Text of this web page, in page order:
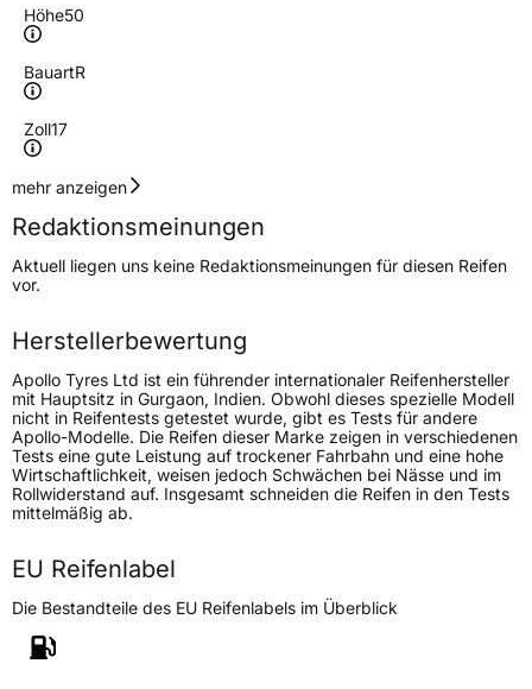
Höhe50
BauartR
Zoll17
Geschwindigkeitsindex
Lastindex 93
Gewicht (in kg)9,308 kg
Generelle Merkmale
FahrzeugtypPKW
VerwendungSommerreifen
ModellnameAspire 4G Plus
Weitere Eigenschaften
Schlauchtyp
mehr anzeigen
Redaktionsmeinungen
Aktuell liegen uns keine Redaktionsmeinungen für diesen Reifen
vor.
Herstellerbewertung
Apollo Tyres Ltd ist ein führender internationaler Reifenhersteller
mit Hauptsitz in Gurgaon, Indien. Obwohl dieses spezielle Modell
nicht in Reifentests getestet wurde, gibt es Tests für andere
Apollo-Modelle. Die Reifen dieser Marke zeigen in verschiedenen
Tests eine gute Leistung auf trockener Fahrbahn und eine hohe
Wirtschaftlichkeit, weisen jedoch Schwächen bei Nässe und im
Rollwiderstand auf. Insgesamt schneiden die Reifen in den Tests
mittelmäßig ab.
EU Reifenlabel
Die Bestandteile des EU Reifenlabels im Überblick